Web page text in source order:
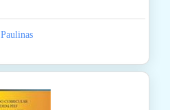
Paulinas